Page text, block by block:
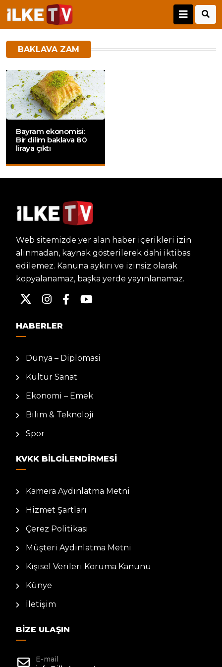
BAKLAVA ZAM
Bayram ekonomisi:
Bir dilim baklava 80
liraya çıktı
Web sitemizde yer alan haber içerikleri izin
alınmadan, kaynak gösterilerek dahi iktibas
edilemez. Kanuna aykırı ve izinsiz olarak
kopyalanamaz, başka yerde yayınlanamaz.
HABERLER
Dünya – Diplomasi
Kültür Sanat
Ekonomi – Emek
Bilim & Teknoloji
Spor
KVKK BILGILENDIRMESI
Kamera Aydınlatma Metni
Hizmet Şartları
Çerez Politikası
Müşteri Aydınlatma Metni
Kişisel Verileri Koruma Kanunu
Künye
İletişim
BIZE ULAŞIN
E-mail